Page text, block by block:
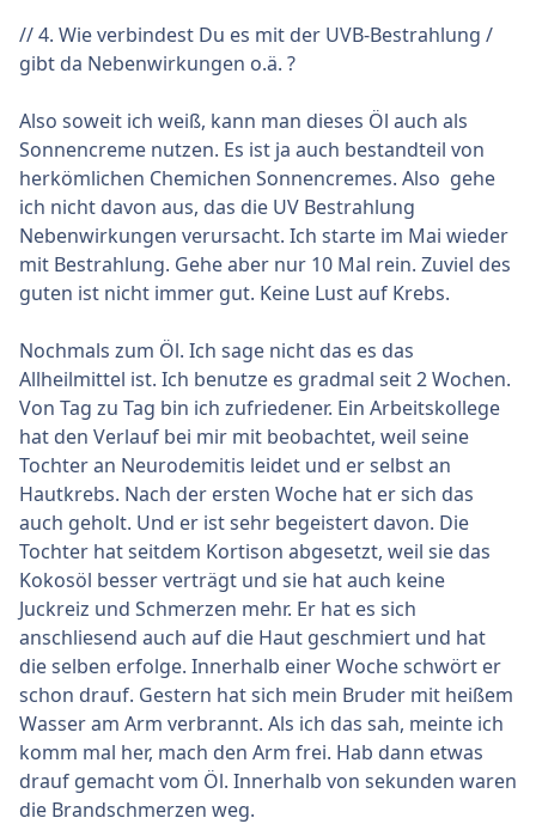
// 4. Wie verbindest Du es mit der UVB-Bestrahlung /
gibt da Nebenwirkungen o.ä. ?
Also soweit ich weiß, kann man dieses Öl auch als
Sonnencreme nutzen. Es ist ja auch bestandteil von
herkömlichen Chemichen Sonnencremes. Also gehe
ich nicht davon aus, das die UV Bestrahlung
Nebenwirkungen verursacht. Ich starte im Mai wieder
mit Bestrahlung. Gehe aber nur 10 Mal rein. Zuviel des
guten ist nicht immer gut. Keine Lust auf Krebs.
Nochmals zum Öl. Ich sage nicht das es das
Allheilmittel ist. Ich benutze es gradmal seit 2 Wochen.
Von Tag zu Tag bin ich zufriedener. Ein Arbeitskollege
hat den Verlauf bei mir mit beobachtet, weil seine
Tochter an Neurodemitis leidet und er selbst an
Hautkrebs. Nach der ersten Woche hat er sich das
auch geholt. Und er ist sehr begeistert davon. Die
Tochter hat seitdem Kortison abgesetzt, weil sie das
Kokosöl besser verträgt und sie hat auch keine
Juckreiz und Schmerzen mehr. Er hat es sich
anschliesend auch auf die Haut geschmiert und hat
die selben erfolge. Innerhalb einer Woche schwört er
schon drauf. Gestern hat sich mein Bruder mit heißem
Wasser am Arm verbrannt. Als ich das sah, meinte ich
komm mal her, mach den Arm frei. Hab dann etwas
drauf gemacht vom Öl. Innerhalb von sekunden waren
die Brandschmerzen weg.